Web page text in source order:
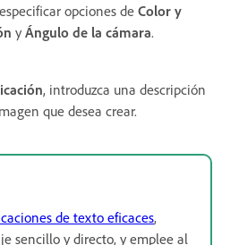
opciones de Color y
y Ángulo de la cámara.
, introduzca una descripción
que desea crear.
de texto eficaces,
sencillo y directo, y emplee al